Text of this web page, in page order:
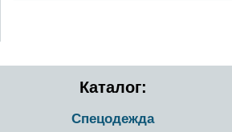
Каталог:
Спецодежда